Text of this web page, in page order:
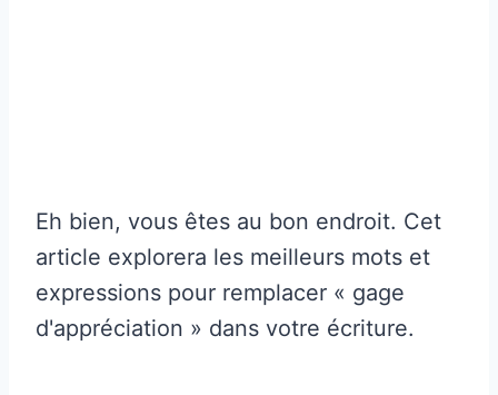
Eh bien, vous êtes au bon endroit. Cet
article explorera les meilleurs mots et
expressions pour remplacer « gage
d'appréciation » dans votre écriture.